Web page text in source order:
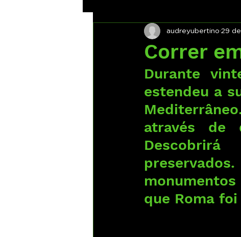
Correr
audreyubertino 29
Durante
estendeu a
através de
que Roma